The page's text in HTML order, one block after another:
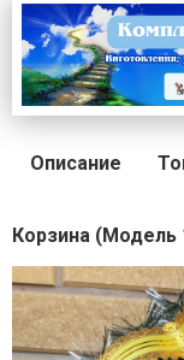
Описание
Корзина (Модель